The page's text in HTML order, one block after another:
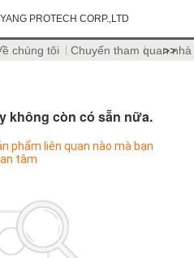
PROTECH CORP.,LTD
chúng tôi Chuyến tham quan nhà
>>
không còn có sẵn nữa.
phẩm liên quan nào mà bạn
tâm